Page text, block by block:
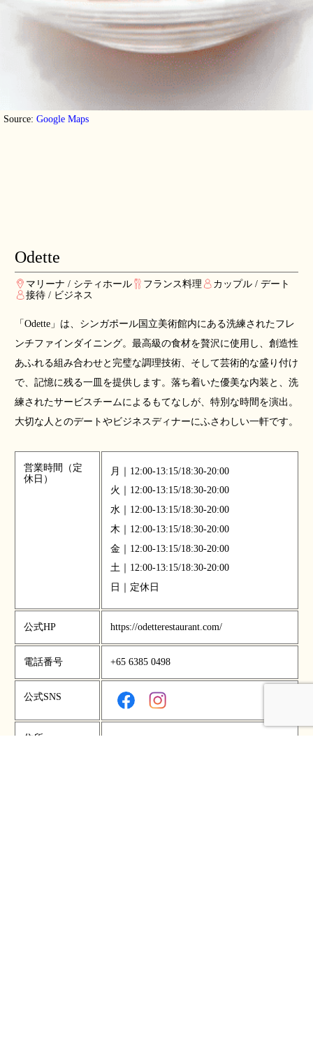
Source: Google Maps
Odette
マリーナ / シティホール フランス料理
カップル / デート
接待 / ビジネス
「Odette」は、シンガポール国立美術館内にある洗練されたフレ
ンチファインダイニング。最高級の食材を贅沢に使用し、創造性
あふれる組み合わせと完璧な調理技術、そして芸術的な盛り付け
で、記憶に残る一皿を提供します。落ち着いた優美な内装と、洗
練されたサービスチームによるもてなしが、特別な時間を演出。
大切な人とのデートやビジネスディナーにふさわしい一軒です。
営業時間（定
休日）
月｜12:00-13:15/18:30-20:00
火｜12:00-13:15/18:30-20:00
水｜12:00-13:15/18:30-20:00
木｜12:00-13:15/18:30-20:00
金｜12:00-13:15/18:30-20:00
土｜12:00-13:15/18:30-20:00
日｜定休日
公式HP https://odetterestaurant.com/
電話番号 +65 6385 0498
公式SNS
住所